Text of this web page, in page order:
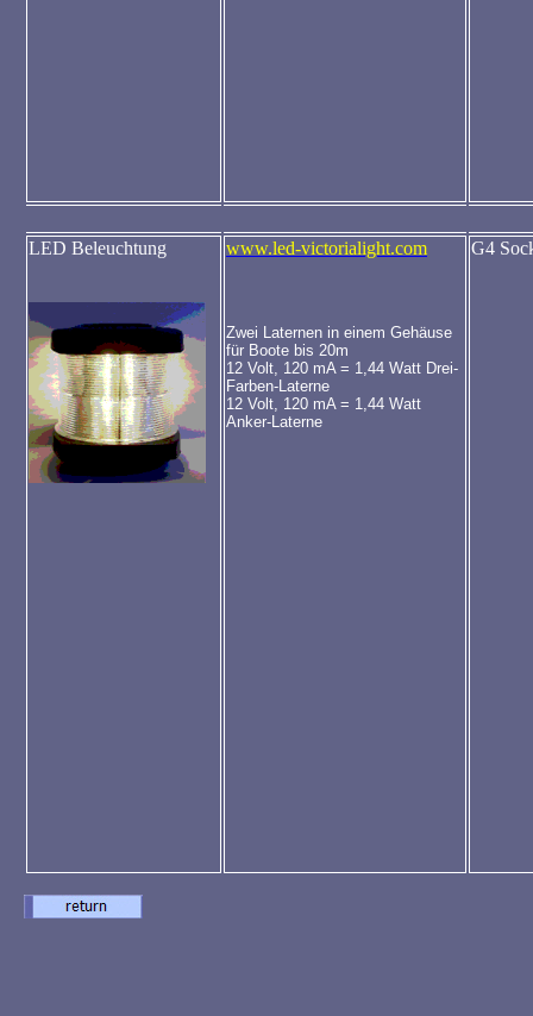
LED Beleuchtung www.led-victorialight.com
Zwei Laternen in einem Gehäuse
für Boote bis 20m
12 Volt, 120 mA = 1,44 Watt Drei-
Farben-Laterne
12 Volt, 120 mA = 1,44 Watt
Anker-Laterne
G4